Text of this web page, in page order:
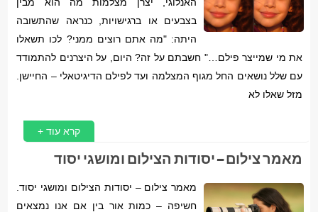
בצבעים או ברגישויות, כנראה שהתשובה
היתה: "מה אתם רוצים ממני? לכו תשאלו
את מי שמייצר פילם…" חשבתם על זה? היום, על היצרנים להתמודד
עם שלל נושאים החל מגוף המצלמה ועד לפילם הדיגיטאלי – החיישן.
מזל שאלו לא
קרא עוד +
מאמר צילום – יסודות הצילום ומושגי יסוד
מאמר צילום – יסודות הצילום ומושגי יסוד.
חשיפה – כמות אור בין אם אנו נמצאים